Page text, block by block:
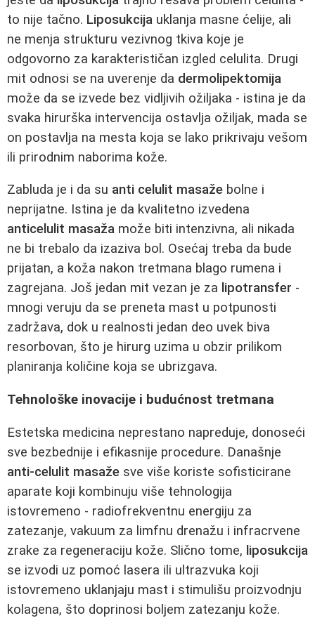
to nije tačno. Liposukcija uklanja masne ćelije, ali
ne menja strukturu vezivnog tkiva koje je
odgovorno za karakterističan izgled celulita. Drugi
mit odnosi se na uverenje da dermolipektomija
može da se izvede bez vidljivih ožiljaka - istina je da
svaka hirurška intervencija ostavlja ožiljak, mada se
on postavlja na mesta koja se lako prikrivaju vešom
ili prirodnim naborima kože.
Zabluda je i da su anti celulit masaže bolne i
neprijatne. Istina je da kvalitetno izvedena
anticelulit masaža može biti intenzivna, ali nikada
ne bi trebalo da izaziva bol. Osećaj treba da bude
prijatan, a koža nakon tretmana blago rumena i
zagrejana. Još jedan mit vezan je za lipotransfer -
mnogi veruju da se preneta mast u potpunosti
zadržava, dok u realnosti jedan deo uvek biva
resorbovan, što je hirurg uzima u obzir prilikom
planiranja količine koja se ubrizgava.
Tehnološke inovacije i budućnost tretmana
Estetska medicina neprestano napreduje, donoseći
sve bezbednije i efikasnije procedure. Današnje
anti-celulit masaže sve više koriste sofisticirane
aparate koji kombinuju više tehnologija
istovremeno - radiofrekventnu energiju za
zatezanje, vakuum za limfnu drenažu i infracrvene
zrake za regeneraciju kože. Slično tome, liposukcija
se izvodi uz pomoć lasera ili ultrazvuka koji
istovremeno uklanjaju mast i stimulišu proizvodnju
kolagena, što doprinosi boljem zatezanju kože.